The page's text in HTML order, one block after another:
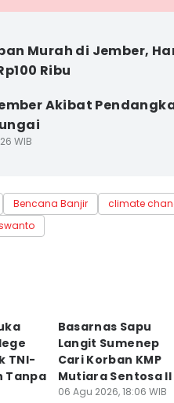
Murah di Jember,
Ribu
Akibat
WIB
Bencana Banjir climate
TNI-
Tanpa
Basarnas Sapu
Langit Sumenep
Cari Korban KMP
Mutiara Sentosa II
06 Agu 2026, 18:06 WIB